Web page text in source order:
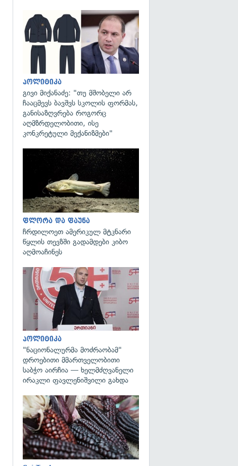
პოლიტიკა
გივი მიქანაძე: "თუ მშობელი არ
ჩააცმევს ბავშვს სკოლის ფორმას,
განისაზღვრება როგორც
აღმზრდელობითი, ისე
კონკრეტული მექანიზმები"
ფლორა და ფაუნა
ჩრდილოეთ ამერიკულ მტკნარი
წყლის თევზში გადამდები კიბო
აღმოაჩინეს
პოლიტიკა
"ნაციონალურმა მოძრაობამ"
დროებითი მმართველობითი
საბჭო აირჩია — ხელმძღვანელი
ირაკლი ფავლენიშვილი გახდა